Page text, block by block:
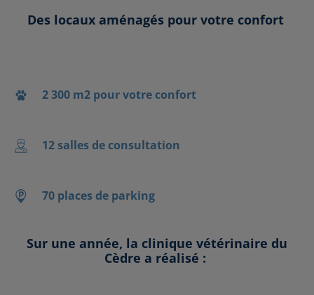
Des locaux aménagés pour votre confort
2 300 m2 pour votre confort
12 salles de consultation
70 places de parking
Sur une année, la clinique vétérinaire du
Cèdre a réalisé :